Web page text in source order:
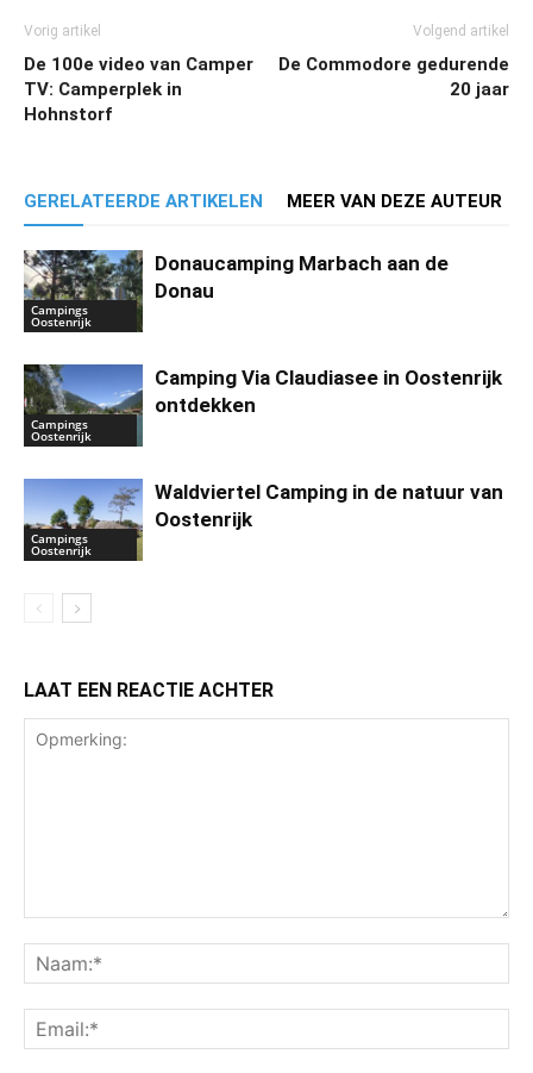
Vorig artikel
De 100e video van Camper
TV: Camperplek in
Hohnstorf
Volgend artikel
De Commodore gedurende
20 jaar
GERELATEERDE ARTIKELEN MEER VAN DEZE AUTEUR
Campings
Oostenrijk
Donaucamping Marbach aan de
Donau
Campings
Oostenrijk
Camping Via Claudiasee in Oostenrijk
ontdekken
Campings
Oostenrijk
Waldviertel Camping in de natuur van
Oostenrijk
LAAT EEN REACTIE ACHTER